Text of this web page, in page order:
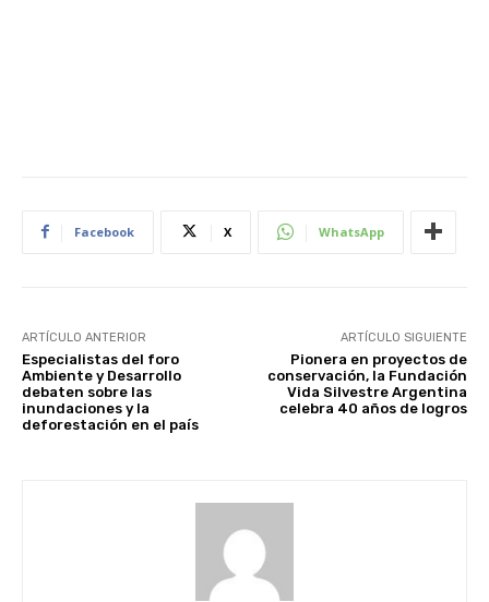
Facebook X WhatsApp
ARTÍCULO ANTERIOR
Especialistas del foro
Ambiente y Desarrollo
debaten sobre las
inundaciones y la
deforestación en el país
ARTÍCULO SIGUIENTE
Pionera en proyectos de
conservación, la Fundación
Vida Silvestre Argentina
celebra 40 años de logros